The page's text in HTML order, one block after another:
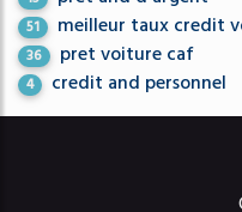
51 meilleur taux credit
36 pret voiture caf
4 credit and personnel